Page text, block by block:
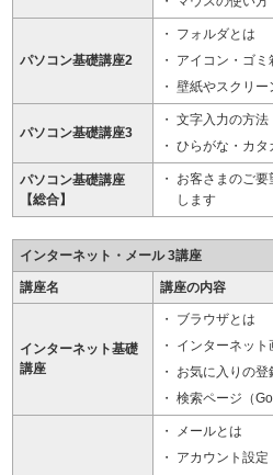
パソコン基礎講座2
フォルダとは
アイコン・ゴミ
壁紙やスクリー
パソコン基礎講座3
文字入力の方法
ひらがな・カタ
パソコン基礎講座
【総合】
お客さまのご
します
インターネット・メール 3講座
講座名 講座の内容
インターネット基礎
講座
ブラウザとは
インターネット
お気に入りの登
検索ページ（
メールとは
アカウント設定